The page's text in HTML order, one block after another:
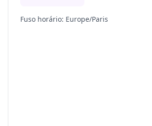
Fuso horário: Europe/Paris